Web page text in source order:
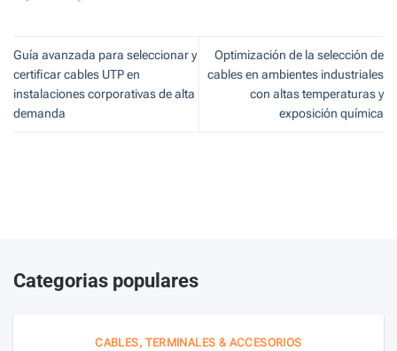
Guía avanzada para seleccionar y
certificar cables UTP en
instalaciones corporativas de alta
demanda
Optimización de la selección de
cables en ambientes industriales
con altas temperaturas y
exposición química
Categorias populares
CABLES, TERMINALES & ACCESORIOS